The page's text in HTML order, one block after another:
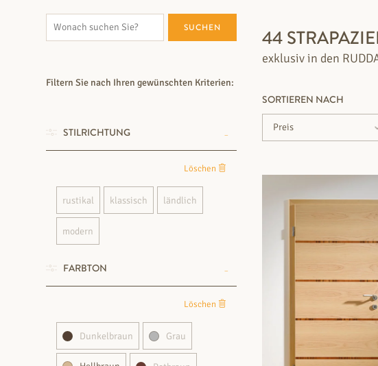
SUCHEN
Filtern Sie nach Ihren gewünschten Kriterien:
STILRICHTUNG
Löschen
rustikal klassisch ländlich
modern
FARBTON
Löschen
Dunkelbraun Grau
44
exklusiv in den
SORTIEREN NACH